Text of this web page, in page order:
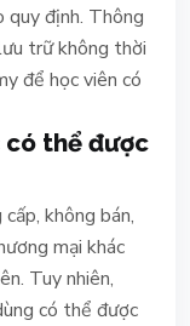
định. Thông
trữ không thời
để học viên có
có thể được
không bán,
mại khác
Tuy nhiên,
có thể được